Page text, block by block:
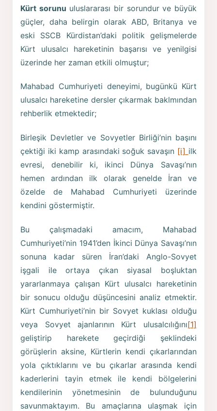
Kürt sorunu uluslararası bir sorundur ve büyük
güçler, daha belirgin olarak ABD, Britanya ve
eski SSCB Kürdistan’daki politik gelişmelerde
Kürt ulusalcı hareketinin başarısı ve yenilgisi
üzerinde her zaman etkili olmuştur;
Mahabad Cumhuriyeti deneyimi, bugünkü Kürt
ulusalcı hareketine dersler çıkarmak baklmından
rehberlik etmektedir;
Birleşik Devletler ve Sovyetler Birliği’nin başını
çektiği iki kamp arasındaki soğuk savaşın [i] ilk
evresi, denebilir ki, ikinci Dünya Savaşı’nın
hemen ardından ilk olarak genelde İran ve
özelde de Mahabad Cumhuriyeti üzerinde
kendini göstermiştir.
Bu çalışmadaki amacım, Mahabad
Cumhuriyeti’nin 1941’den İkinci Dünya Savaşı’nın
sonuna kadar süren İran’daki Anglo-Sovyet
işgali ile ortaya çıkan siyasal boşluktan
yararlanmaya çalışan Kürt ulusalcı hareketinin
bir sonucu olduğu düşüncesini analiz etmektir.
Kürt Cumhuriyeti’nin bir Sovyet kuklası olduğu
veya Sovyet ajanlarının Kürt ulusalcılığını[1]
geliştirip harekete geçirdiği şeklindeki
görüşlerin aksine, Kürtlerin kendi çıkarlarından
yola çıktıklarını ve bu çıkarlar arasında kendi
kaderlerini tayin etmek ile kendi bölgelerini
kendilerinin yönetmesinin de bulunduğunu
savunmaktayım. Bu amaçlarına ulaşmak için